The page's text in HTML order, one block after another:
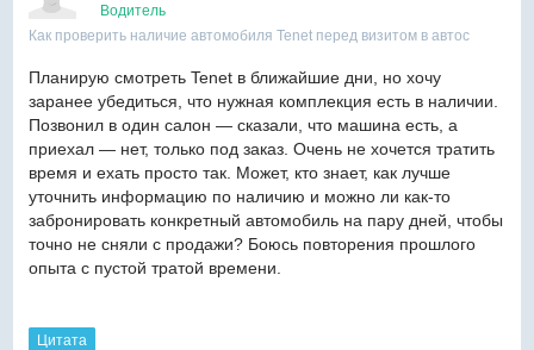
Водитель
Как проверить наличие автомобиля Tenet перед визитом в автос
Планирую смотреть Tenet в ближайшие дни, но хочу
заранее убедиться, что нужная комплекция есть в наличии.
Позвонил в один салон — сказали, что машина есть, а
приехал — нет, только под заказ. Очень не хочется тратить
время и ехать просто так. Может, кто знает, как лучше
уточнить информацию по наличию и можно ли как-то
забронировать конкретный автомобиль на пару дней, чтобы
точно не сняли с продажи? Боюсь повторения прошлого
опыта с пустой тратой времени.
Цитата